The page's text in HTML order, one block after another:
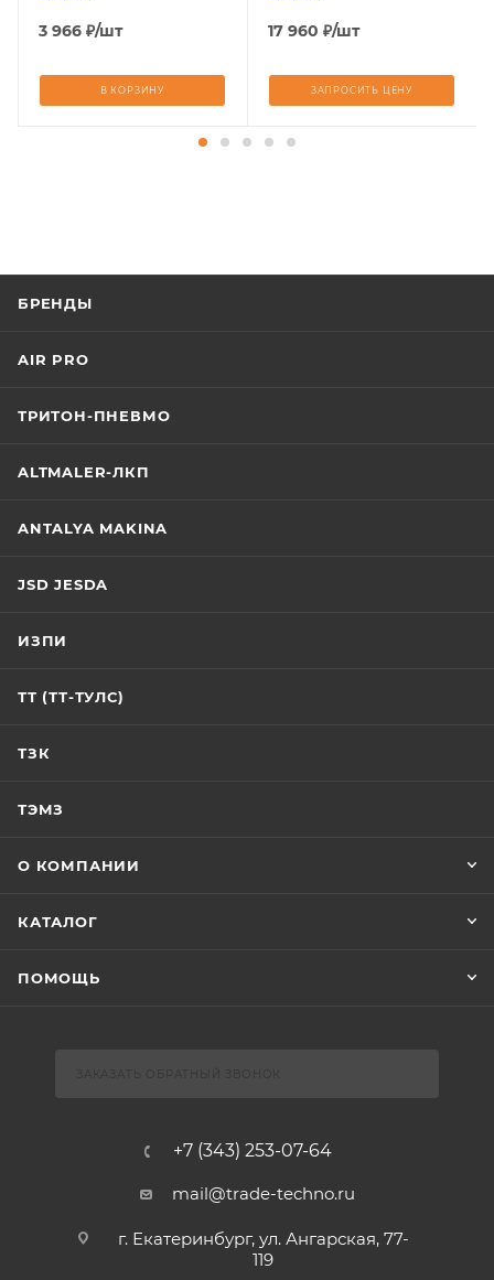
3 966 ₽/шт
В КОРЗИНУ
17 960 ₽/шт
ЗАПРОСИТЬ ЦЕНУ
БРЕНДЫ
AIR PRO
ТРИТОН-ПНЕВМО
ALTMALER-ЛКП
ANTALYA MAKINA
JSD JESDA
ИЗПИ
ТТ (ТТ-ТУЛС)
ТЗК
ТЭМЗ
О КОМПАНИИ
КАТАЛОГ
ПОМОЩЬ
+7 (343) 253-07-64
mail@trade-techno.ru
г. Екатеринбург, ул. Ангарская, 77-
119